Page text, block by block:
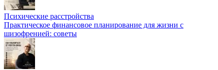
Психические расстройства
Практическое финансовое планирование для жизни с
шизофренией: советы